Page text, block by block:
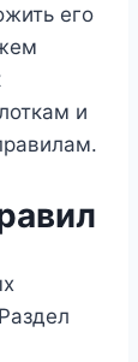
его
и